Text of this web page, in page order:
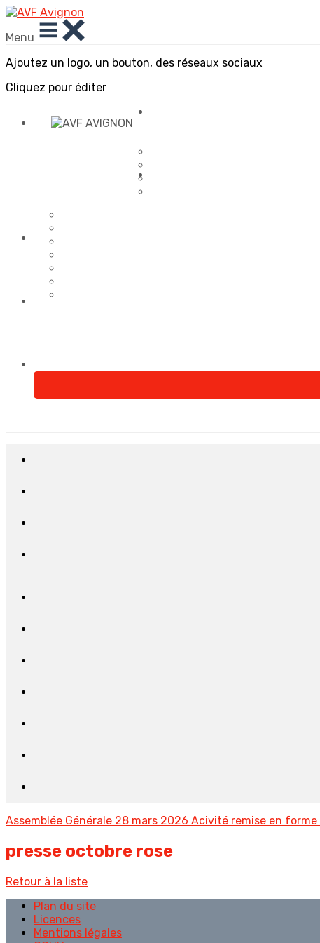
Menu
Ajoutez un logo, un bouton, des réseaux sociaux
Cliquez pour éditer
Assemblée Générale 28 mars 2026 Acivité remise en forme
presse octobre rose
Retour à la liste
Plan du site
Licences
Mentions légales